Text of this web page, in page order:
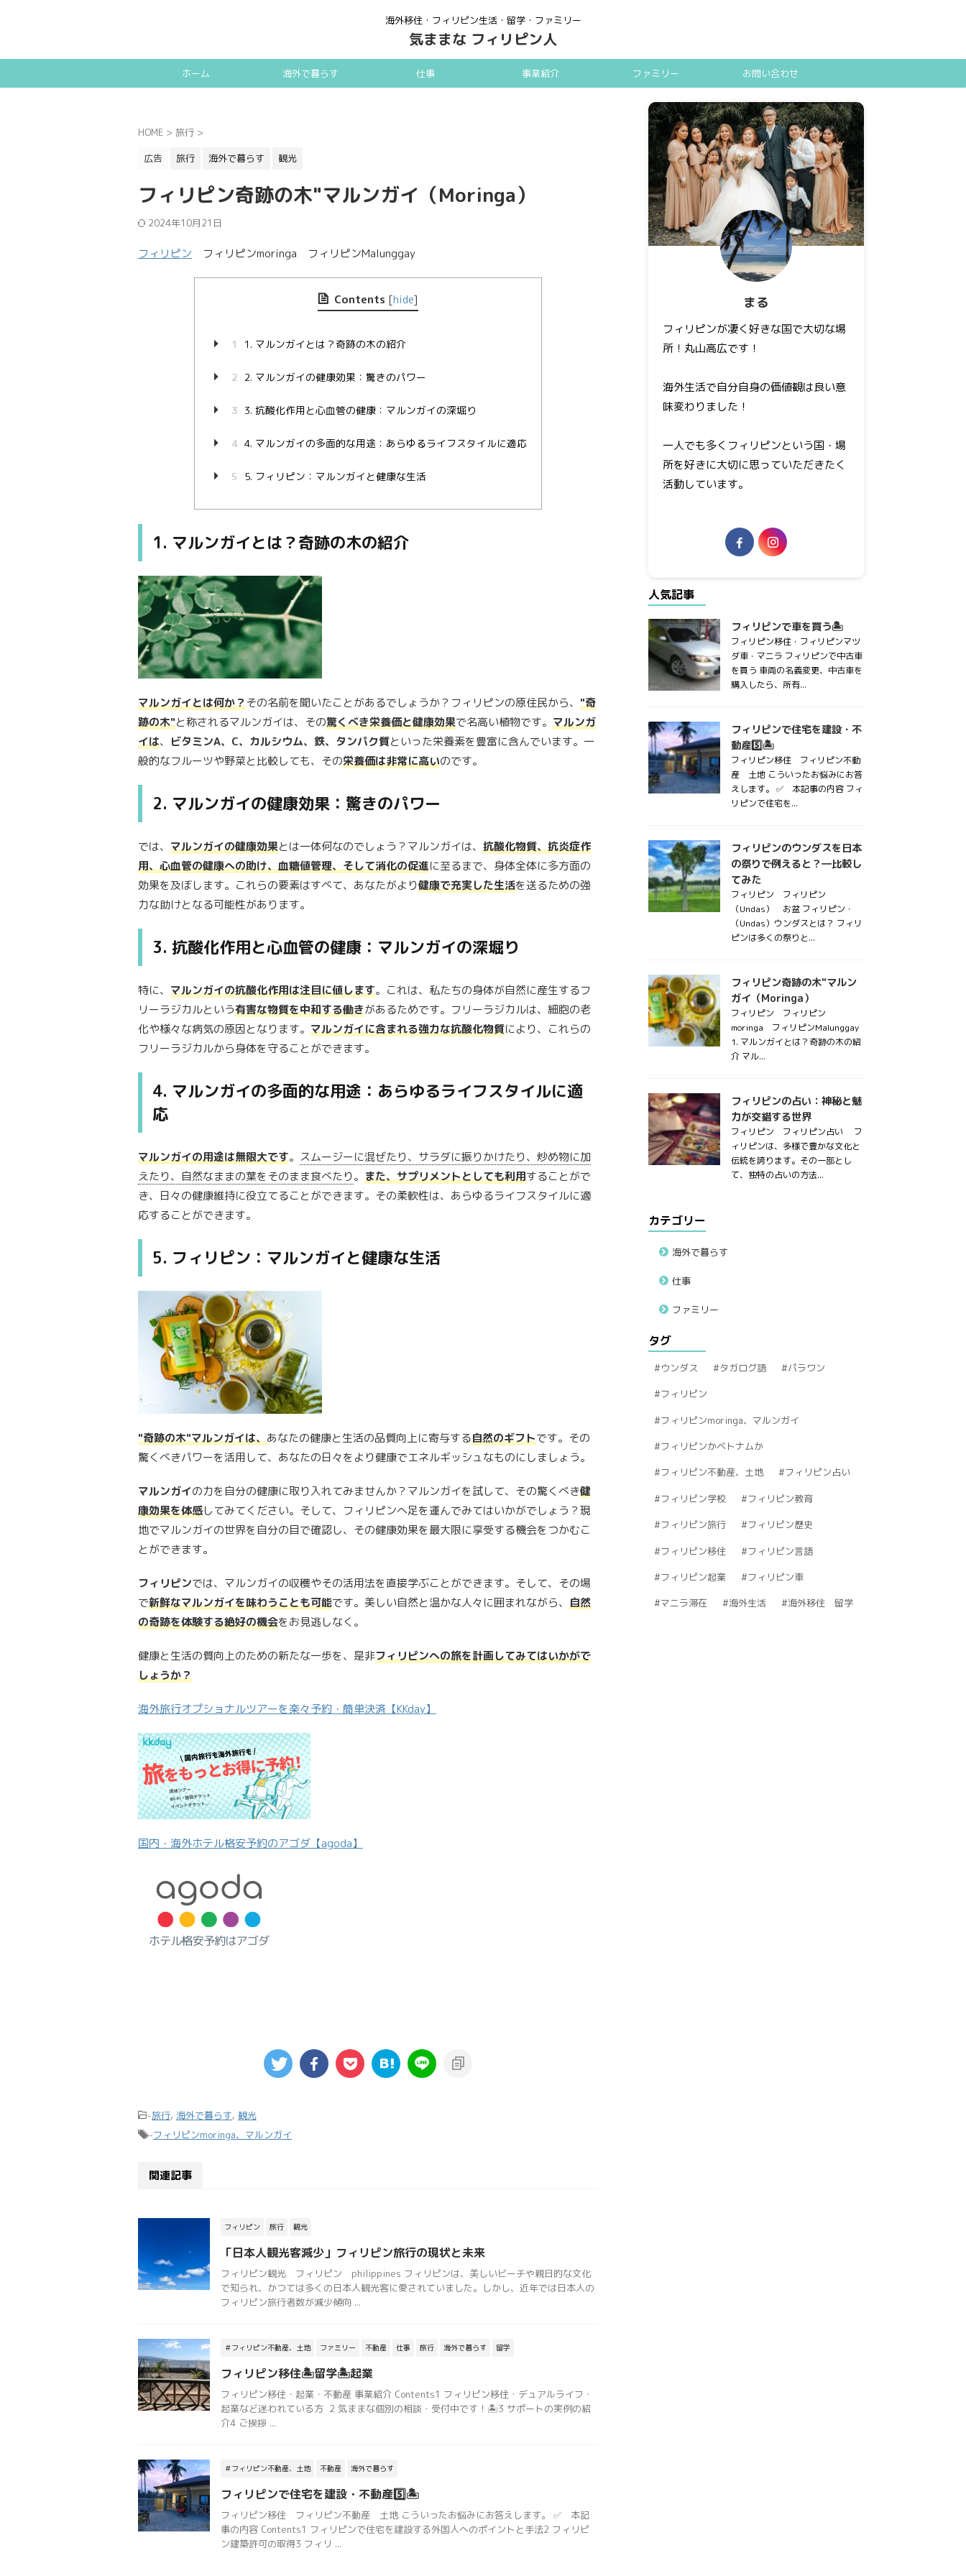
海外移住・フィリピン生活・留学・ファミリー
気ままな フィリピン人
ホーム 海外で暮らす 仕事 事業紹介 ファミリー お問い合わせ
HOME > 旅行 >
広告
旅行 海外で暮らす 観光
フィリピン奇跡の木"マルンガイ（Moringa）
2024年10月21日
フィリピン フィリピンmoringa フィリピンMalunggay
Contents [hide]
1 1. マルンガイとは？奇跡の木の紹介
2 2. マルンガイの健康効果：驚きのパワー
3 3. 抗酸化作用と心血管の健康：マルンガイの深堀り
4 4. マルンガイの多面的な用途：あらゆるライフスタイルに適応
5 5. フィリピン：マルンガイと健康な生活
1. マルンガイとは？奇跡の木の紹介
マルンガイとは何か？その名前を聞いたことがあるでしょうか？フィリピンの原住民から、 "奇
跡の木"と称されるマルンガイは、その驚くべき栄養価と健康効果で名高い植物です。 マルンガ
イは、 ビタミンA、C、カルシウム、鉄、タンパク質といった栄養素を豊富に含んでいます。一
般的なフルーツや野菜と比較しても、その栄養価は非常に高いのです。
2. マルンガイの健康効果：驚きのパワー
では、 マルンガイの健康効果とは一体何なのでしょう？マルンガイは、 抗酸化物質、抗炎症作
用、心血管の健康への助け、血糖値管理、そして消化の促進に至るまで、身体全体に多方面の
効果を及ぼします。これらの要素はすべて、あなたがより健康で充実した生活を送るための強
力な助けとなる可能性があります。
3. 抗酸化作用と心血管の健康：マルンガイの深堀り
特に、 マルンガイの抗酸化作用は注目に値します。これは、私たちの身体が自然に産生するフ
リーラジカルという有害な物質を中和する働きがあるためです。フリーラジカルは、細胞の老
化や様々な病気の原因となります。 マルンガイに含まれる強力な抗酸化物質により、これらの
フリーラジカルから身体を守ることができます。
4. マルンガイの多面的な用途：あらゆるライフスタイルに適
応
マルンガイの用途は無限大です。 スムージーに混ぜたり、サラダに振りかけたり、炒め物に加
えたり、自然なままの葉をそのまま食べたり。 また、サプリメントとしても利用することがで
き、日々の健康維持に役立てることができます。その柔軟性は、あらゆるライフスタイルに適
応することができます。
5. フィリピン：マルンガイと健康な生活
"奇跡の木"マルンガイは、あなたの健康と生活の品質向上に寄与する自然のギフトです。その
驚くべきパワーを活用して、あなたの日々をより健康でエネルギッシュなものにしましょう。
マルンガイの力を自分の健康に取り入れてみませんか？マルンガイを試して、その驚くべき健
康効果を体感してみてください。そして、フィリピンへ足を運んでみてはいかがでしょう？現
地でマルンガイの世界を自分の目で確認し、その健康効果を最大限に享受する機会をつかむこ
とができます。
フィリピンでは、マルンガイの収穫やその活用法を直接学ぶことができます。そして、その場
で新鮮なマルンガイを味わうことも可能です。美しい自然と温かな人々に囲まれながら、 自然
の奇跡を体験する絶好の機会をお見逃しなく。
健康と生活の質向上のための新たな一歩を、是非フィリピンへの旅を計画してみてはいかがで
しょうか？
海外旅行オプショナルツアーを楽々予約・簡単決済【KKday】
国内・海外ホテル格安予約のアゴダ【agoda】
-旅行, 海外で暮らす, 観光
-フィリピンmoringa、マルンガイ
関連記事
フィリピン 旅行 観光
「日本人観光客減少」フィリピン旅行の現状と未来
フィリピン観光 フィリピン philippines フィリピンは、美しいビーチや親日的な文化
で知られ、かつては多くの日本人観光客に愛されていました。しかし、近年では日本人の
フィリピン旅行者数が減少傾向 ...
＃フィリピン不動産、土地 ファミリー 不動産 仕事 旅行 海外で暮らす 留学
フィリピン移住🏝留学🏝起業
フィリピン移住・起業・不動産 事業紹介 Contents1 フィリピン移住・デュアルライフ・
起業など迷われている方 2 気ままな個別の相談・受付中です！🏝3 サポートの実例の紹
介4 ご挨拶 ...
＃フィリピン不動産、土地 不動産 海外で暮らす
フィリピンで住宅を建設・不動産5️⃣🏝
フィリピン移住 フィリピン不動産 土地 こういったお悩みにお答えします。 ✅ 本記
事の内容 Contents1 フィリピンで住宅を建設する外国人へのポイントと手法2 フィリピ
ン建築許可の取得3 フィリ ...
まる
フィリピンが凄く好きな国で大切な場
所！丸山高広です！
海外生活で自分自身の価値観は良い意
味変わりました！
一人でも多くフィリピンという国・場
所を好きに大切に思っていただきたく
活動しています。
人気記事
フィリピンで車を買う🏝
フィリピン移住・フィリピンマツ
ダ車・マニラ フィリピンで中古車
を買う 車両の名義変更、中古車を
購入したら、所有...
フィリピンで住宅を建設・不
動産5️⃣🏝
フィリピン移住 フィリピン不動
産 土地 こういったお悩みにお答
えします。 ✅ 本記事の内容 フィ
リピンで住宅を...
フィリピンのウンダスを日本
の祭りで例えると？―比較し
てみた
フィリピン フィリピン
（Undas） お盆 フィリピン・
（Undas）ウンダスとは？ フィリ
ピンは多くの祭りと...
フィリピン奇跡の木"マルン
ガイ（Moringa）
フィリピン フィリピン
moringa フィリピンMalunggay
1. マルンガイとは？奇跡の木の紹
介 マル...
フィリピンの占い：神秘と魅
力が交錯する世界
フィリピン フィリピン占い フ
ィリピンは、多様で豊かな文化と
伝統を誇ります。その一部とし
て、独特の占いの方法...
カテゴリー
海外で暮らす
仕事
ファミリー
タグ
ウンダス タガログ語 パラワン
フィリピン
フィリピンmoringa、マルンガイ
フィリピンかベトナムか
フィリピン不動産、土地 フィリピン占い
フィリピン学校 フィリピン教育
フィリピン旅行 フィリピン歴史
フィリピン移住 フィリピン言語
フィリピン起業 フィリピン車
マニラ滞在 海外生活 海外移住 留学